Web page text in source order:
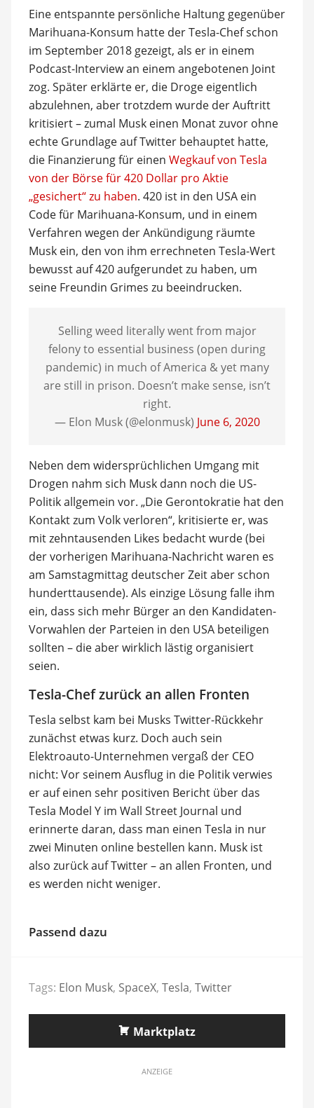
Eine entspannte persönliche Haltung gegenüber
Marihuana-Konsum hatte der Tesla-Chef schon
im September 2018 gezeigt, als er in einem
Podcast-Interview an einem angebotenen Joint
zog. Später erklärte er, die Droge eigentlich
abzulehnen, aber trotzdem wurde der Auftritt
kritisiert – zumal Musk einen Monat zuvor ohne
echte Grundlage auf Twitter behauptet hatte,
die Finanzierung für einen Wegkauf von Tesla
von der Börse für 420 Dollar pro Aktie
„gesichert“ zu haben. 420 ist in den USA ein
Code für Marihuana-Konsum, und in einem
Verfahren wegen der Ankündigung räumte
Musk ein, den von ihm errechneten Tesla-Wert
bewusst auf 420 aufgerundet zu haben, um
seine Freundin Grimes zu beeindrucken.
Selling weed literally went from major
felony to essential business (open during
pandemic) in much of America & yet many
are still in prison. Doesn’t make sense, isn’t
right.
— Elon Musk (@elonmusk) June 6, 2020
Neben dem widersprüchlichen Umgang mit
Drogen nahm sich Musk dann noch die US-
Politik allgemein vor. „Die Gerontokratie hat den
Kontakt zum Volk verloren“, kritisierte er, was
mit zehntausenden Likes bedacht wurde (bei
der vorherigen Marihuana-Nachricht waren es
am Samstagmittag deutscher Zeit aber schon
hunderttausende). Als einzige Lösung falle ihm
ein, dass sich mehr Bürger an den Kandidaten-
Vorwahlen der Parteien in den USA beteiligen
sollten – die aber wirklich lästig organisiert
seien.
Tesla-Chef zurück an allen Fronten
Tesla selbst kam bei Musks Twitter-Rückkehr
zunächst etwas kurz. Doch auch sein
Elektroauto-Unternehmen vergaß der CEO
nicht: Vor seinem Ausflug in die Politik verwies
er auf einen sehr positiven Bericht über das
Tesla Model Y im Wall Street Journal und
erinnerte daran, dass man einen Tesla in nur
zwei Minuten online bestellen kann. Musk ist
also zurück auf Twitter – an allen Fronten, und
es werden nicht weniger.
Passend dazu
Tags: Elon Musk, SpaceX, Tesla, Twitter
Marktplatz
ANZEIGE